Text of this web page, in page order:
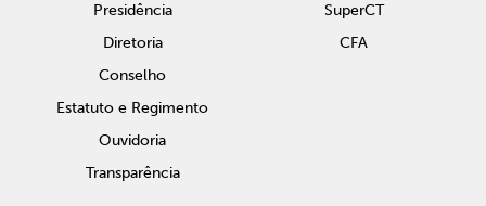
Presidência
Diretoria
Conselho
Estatuto e Regimento
Ouvidoria
Transparência
SuperCT
CFA